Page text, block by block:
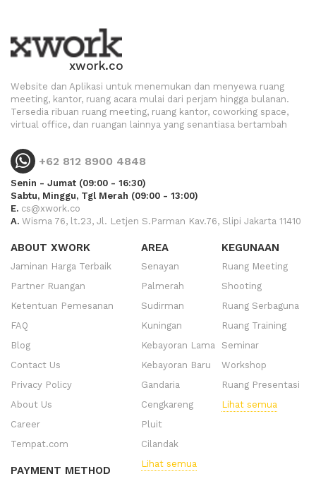
xwork.co
Website dan Aplikasi untuk menemukan dan menyewa ruang
meeting, kantor, ruang acara mulai dari perjam hingga bulanan.
Tersedia ribuan ruang meeting, ruang kantor, coworking space,
virtual office, dan ruangan lainnya yang senantiasa bertambah
+62 812 8900 4848
Senin - Jumat (09:00 - 16:30)
Sabtu, Minggu, Tgl Merah (09:00 - 13:00)
E. cs@xwork.co
A. Wisma 76, lt.23, Jl. Letjen S.Parman Kav.76, Slipi Jakarta 11410
ABOUT XWORK
Jaminan Harga Terbaik
Partner Ruangan
Ketentuan Pemesanan
FAQ
Blog
Contact Us
Privacy Policy
About Us
Career
Tempat.com
PAYMENT METHOD
AREA
Senayan
Palmerah
Sudirman
Kuningan
Kebayoran Lama
Kebayoran Baru
Gandaria
Cengkareng
Pluit
Cilandak
Lihat semua
KEGUNAAN
Ruang Meeting
Shooting
Ruang Serbaguna
Ruang Training
Seminar
Workshop
Ruang Presentasi
Lihat semua